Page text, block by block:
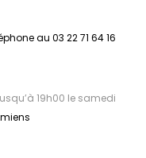
au 03 22 71 64 16
19h00 le samedi